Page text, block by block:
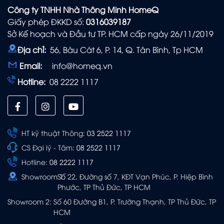
Công ty TNHH Nhà Thông Minh HomeQ
Giấy phép ĐKKD số: 0316039187
Sở Kế hoạch và Đầu tư TP. HCM cấp ngày 26/11/2019
Địa chỉ: 56, Bàu Cát 6, P. 14, Q. Tân Bình, Tp HCM
Email:
info@homeq.vn
Hotline: 08 2222 1117
HT kỹ thuật Thông: 03 2522 1117
CS Đại lý - Tâm: 08 2522 1117
Hotline: 08 2222 1117
Showroom 1:Số 22, Đường số 7, KĐT Vạn Phúc, P. Hiệp Bình
Phước, TP Thủ Đức, TP HCM
Showroom 2: Số 60 Đường B1, P. Trường Thạnh, TP Thủ Đức, TP
HCM